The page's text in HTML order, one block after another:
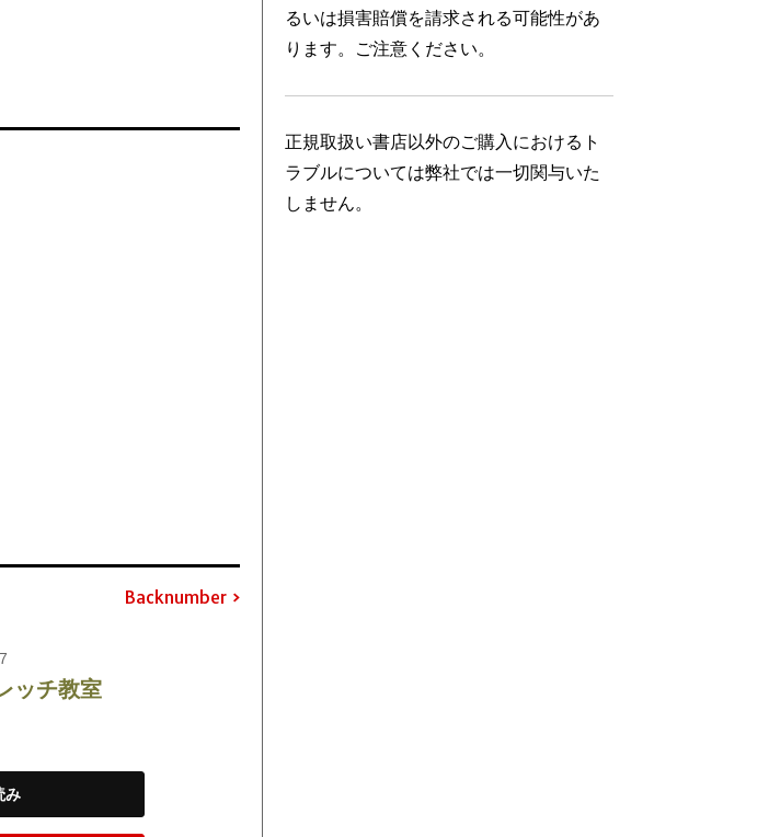
Backnumber
ッチ教室
み
るいは損害賠償を請求される可能性があ
ります。ご注意ください。
正規取扱い書店以外のご購入におけるト
ラブルについては弊社では一切関与いた
しません。